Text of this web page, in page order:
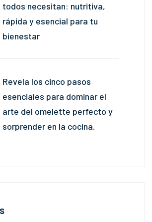
todos necesitan: nutritiva,
rápida y esencial para tu
bienestar
Revela los cinco pasos
esenciales para dominar el
arte del omelette perfecto y
sorprender en la cocina.